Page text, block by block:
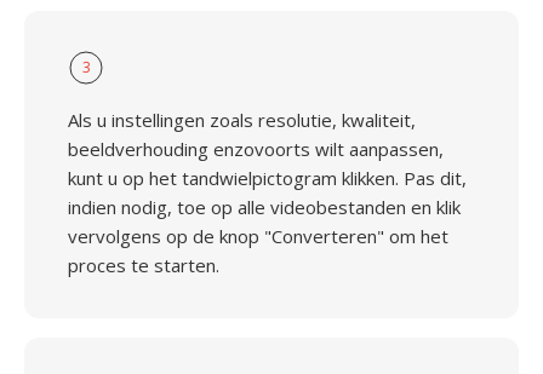
3
Als u instellingen zoals resolutie, kwaliteit,
beeldverhouding enzovoorts wilt aanpassen,
kunt u op het tandwielpictogram klikken. Pas dit,
indien nodig, toe op alle videobestanden en klik
vervolgens op de knop "Converteren" om het
proces te starten.